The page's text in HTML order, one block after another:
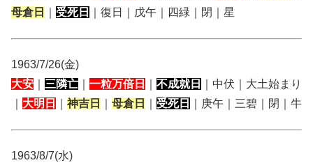
母倉日
受死日 ｜復日｜戊午｜四緑｜閉｜星
1963/7/26(金)
大安
三隣亡 一粒万倍日 不成就日
｜中伏｜大土始まり
大明日 神吉日 母倉日 受死日 ｜庚午｜三碧｜閉｜牛
1963/8/7(水)